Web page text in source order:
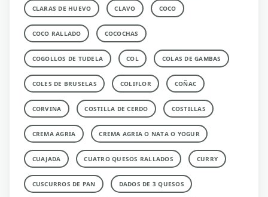
CLARAS DE HUEVO CLAVO COCO
COCO RALLADO COCOCHAS
COGOLLOS DE TUDELA COL COLAS DE GAMBAS
COLES DE BRUSELAS COLIFLOR COÑAC
CORVINA COSTILLA DE CERDO COSTILLAS
CREMA AGRIA CREMA AGRIA O NATA O YOGUR
CUAJADA CUATRO QUESOS RALLADOS CURRY
CUSCURROS DE PAN DADOS DE 3 QUESOS